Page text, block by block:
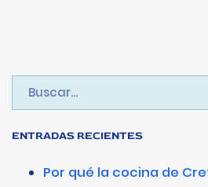
ENTRADAS RECIENTES
Por qué la cocina de